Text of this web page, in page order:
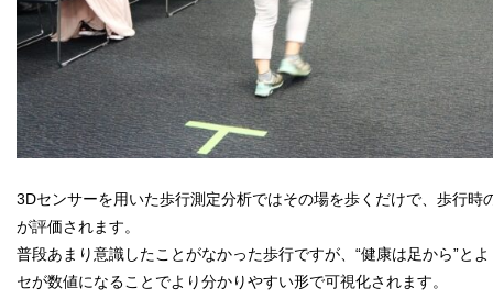
3Dセンサーを用いた歩行測定分析ではその場を歩くだけで、歩行時
が評価されます。
普段あまり意識したことがなかった歩行ですが、“健康は足から”と
セが数値になることでより分かりやすい形で可視化されます。